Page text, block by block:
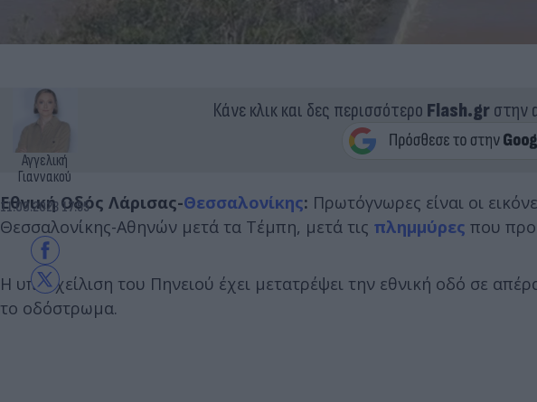
Αγγελική
Γιαννακού
11.09.2023 17:55
Κάνε κλικ και δες περισσότερο Flash.grστην
Εθνική Οδός Λάρισας-Θεσσαλονίκης: Πρωτόγνωρες είναι οι
Θεσσαλονίκης-Αθηνών μετά τα Τέμπη, μετά τις πλημμύρες που
Η υπερχείλιση του Πηνειού έχει μετατρέψει την εθνική οδό σε
το οδόστρωμα.